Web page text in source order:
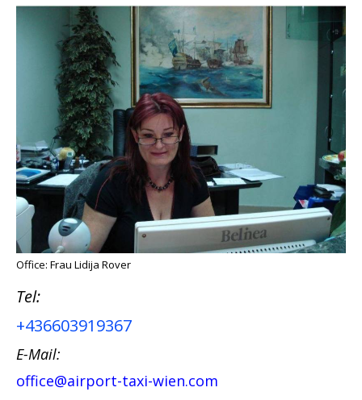
Office: Frau Lidija Rover
Tel:
+436603919367
E-Mail:
office@airport-taxi-wien.com